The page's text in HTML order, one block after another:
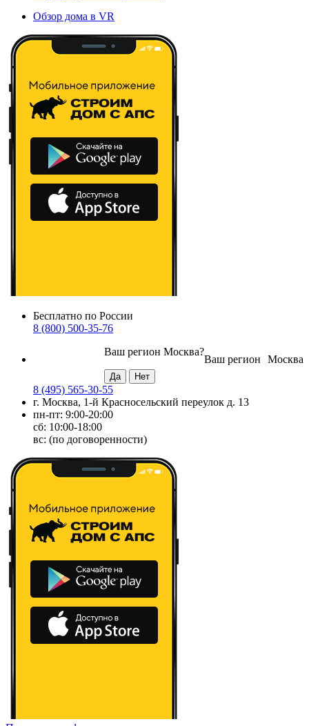
Обзор дома в VR
Бесплатно по России
8 (800) 500-35-76
Москва
Ваш регион
Ваш регион Москва?
8 (495) 565-30-55
г. Москва, 1-й Красносельский переулок д. 13
пн-пт: 9:00-20:00
сб: 10:00-18:00
вс: (по договоренности)